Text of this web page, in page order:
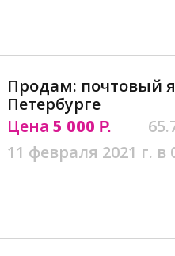
Продам: почтовый
Петербурге
Цена 5 000 Р.
11 февраля 2021 г. в